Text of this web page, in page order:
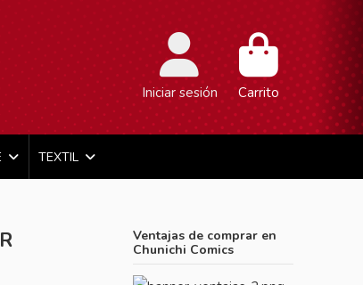
Iniciar sesión Carrito
TEXTIL
Ventajas de comprar en
Chunichi Comics